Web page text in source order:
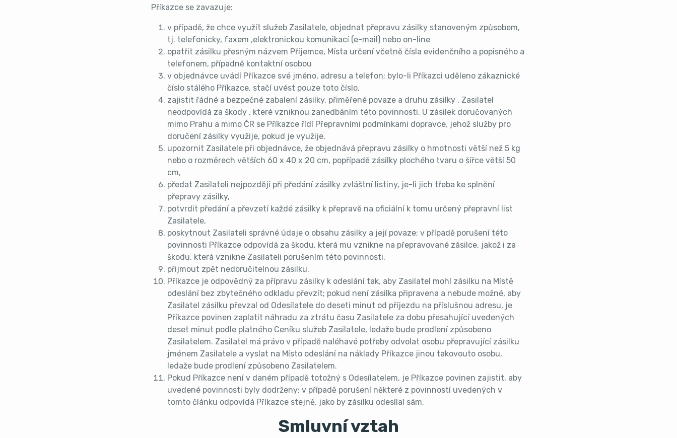
Příkazce se zavazuje:
v případě, že chce využít služeb Zasilatele, objednat přepravu zásilky stanoveným způsobem,
tj. telefonicky, faxem ,elektronickou komunikací (e-mail) nebo on-line
opatřit zásilku přesným názvem Příjemce, Místa určení včetně čísla evidenčního a popisného a
telefonem, případně kontaktní osobou
v objednávce uvádí Příkazce své jméno, adresu a telefon; bylo-li Příkazci uděleno zákaznické
číslo stálého Příkazce, stačí uvést pouze toto číslo,
zajistit řádné a bezpečné zabalení zásilky, přiměřené povaze a druhu zásilky . Zasilatel
neodpovídá za škody , které vzniknou zanedbáním této povinnosti. U zásilek doručovaných
mimo Prahu a mimo ČR se Příkazce řídí Přepravními podmínkami dopravce, jehož služby pro
doručení zásilky využije, pokud je využije.
upozornit Zasilatele při objednávce, že objednává přepravu zásilky o hmotnosti větší než 5 kg
nebo o rozměrech větších 60 x 40 x 20 cm, popřípadě zásilky plochého tvaru o šířce větší 50
cm,
předat Zasilateli nejpozději při předání zásilky zvláštní listiny, je-li jich třeba ke splnění
přepravy zásilky,
potvrdit předání a převzetí každé zásilky k přepravě na oficiální k tomu určený přepravní list
Zasilatele,
poskytnout Zasilateli správné údaje o obsahu zásilky a její povaze; v případě porušení této
povinnosti Příkazce odpovídá za škodu, která mu vznikne na přepravované zásilce, jakož i za
škodu, která vznikne Zasilateli porušením této povinnosti,
přijmout zpět nedoručitelnou zásilku.
Příkazce je odpovědný za přípravu zásilky k odeslání tak, aby Zasilatel mohl zásilku na Místě
odeslání bez zbytečného odkladu převzít; pokud není zásilka připravena a nebude možné, aby
Zasilatel zásilku převzal od Odesílatele do deseti minut od příjezdu na příslušnou adresu, je
Příkazce povinen zaplatit náhradu za ztrátu času Zasilatele za dobu přesahující uvedených
deset minut podle platného Ceníku služeb Zasilatele, ledaže bude prodlení způsobeno
Zasilatelem. Zasilatel má právo v případě naléhavé potřeby odvolat osobu přepravující zásilku
jménem Zasilatele a vyslat na Místo odeslání na náklady Příkazce jinou takovouto osobu,
ledaže bude prodlení způsobeno Zasilatelem.
Pokud Příkazce není v daném případě totožný s Odesílatelem, je Příkazce povinen zajistit, aby
uvedené povinnosti byly dodrženy; v případě porušení některé z povinností uvedených v
tomto článku odpovídá Příkazce stejně, jako by zásilku odesílal sám.
Smluvní vztah